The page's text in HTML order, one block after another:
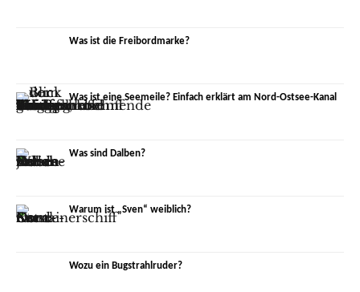
Was ist die Freibordmarke?
Was ist eine Seemeile? Einfach erklärt am Nord-Ostsee-Kanal
Was sind Dalben?
Warum ist „Sven“ weiblich?
Wozu ein Bugstrahlruder?